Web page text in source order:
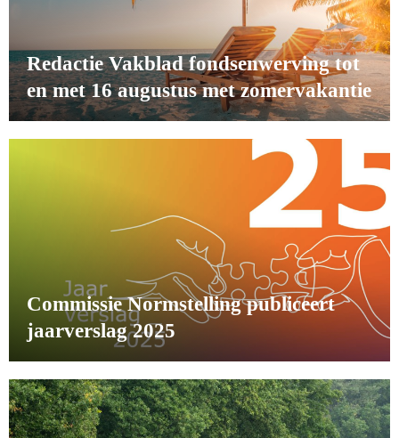
Redactie Vakblad fondsenwerving tot
en met 16 augustus met zomervakantie
Commissie Normstelling publiceert
jaarverslag 2025